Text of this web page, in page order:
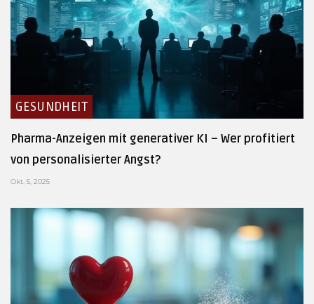
GESUNDHEIT
Pharma-Anzeigen mit generativer KI – Wer profitiert
von personalisierter Angst?
Okt. 5, 2025